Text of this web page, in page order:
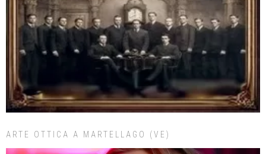
ARTE OTTICA A MARTELLAGO (VE)